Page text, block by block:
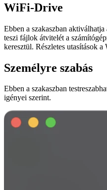
WiFi-Drive
Ebben a szakaszban
teszi fájlok átvitelét a
keresztül. Részletes utasítások
Személyre szabás
Ebben a szakaszban
igényei szerint.